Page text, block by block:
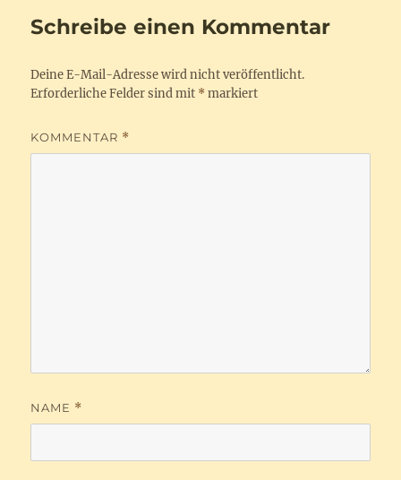
Schreibe einen Kommentar
Deine E-Mail-Adresse wird nicht veröffentlicht.
Erforderliche Felder sind mit * markiert
KOMMENTAR *
NAME *